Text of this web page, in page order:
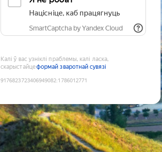
Націсніце, каб працягнуць
SmartCaptcha by Yandex Cloud
Калі ў вас узніклі праблемы, калі ласка,
скарыстайцеформай зваротнай сувязі
9176823723406949082:1786012771